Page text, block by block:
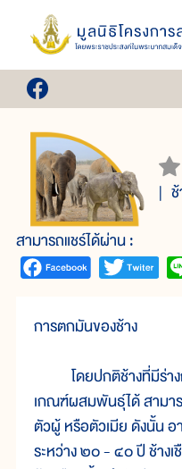
สามารถแชร์ได้ผ่าน :
การตกมันของช้าง
โดยปกติช้างที่มีร่าง
เกณฑ์ผสมพันธุ์ได้ สามา
ตัวผู้ หรือตัวเมีย ดังนั้น
ระหว่าง ๒๐ - ๔๐ ปี ช้าง